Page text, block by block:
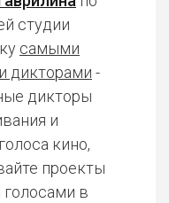
студии
самыми
дикторами -
дикторы
и
кино,
проекты
в